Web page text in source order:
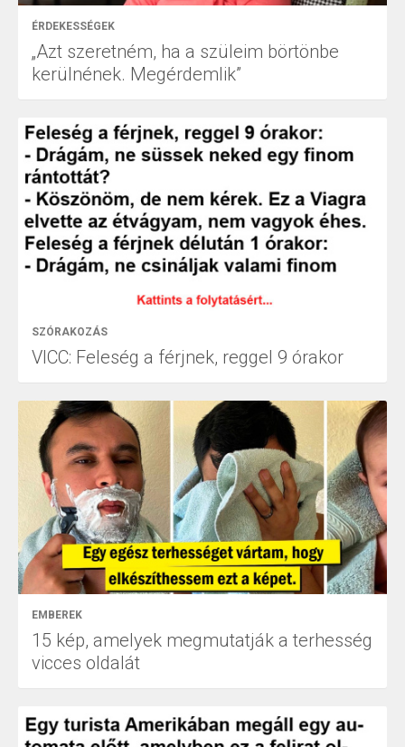
ÉRDEKESSÉGEK
„Azt szeretném, ha a szüleim börtönbe
kerülnének. Megérdemlik”
SZÓRAKOZÁS
VICC: Feleség a férjnek, reggel 9 órakor
EMBEREK
15 kép, amelyek megmutatják a terhesség
vicces oldalát